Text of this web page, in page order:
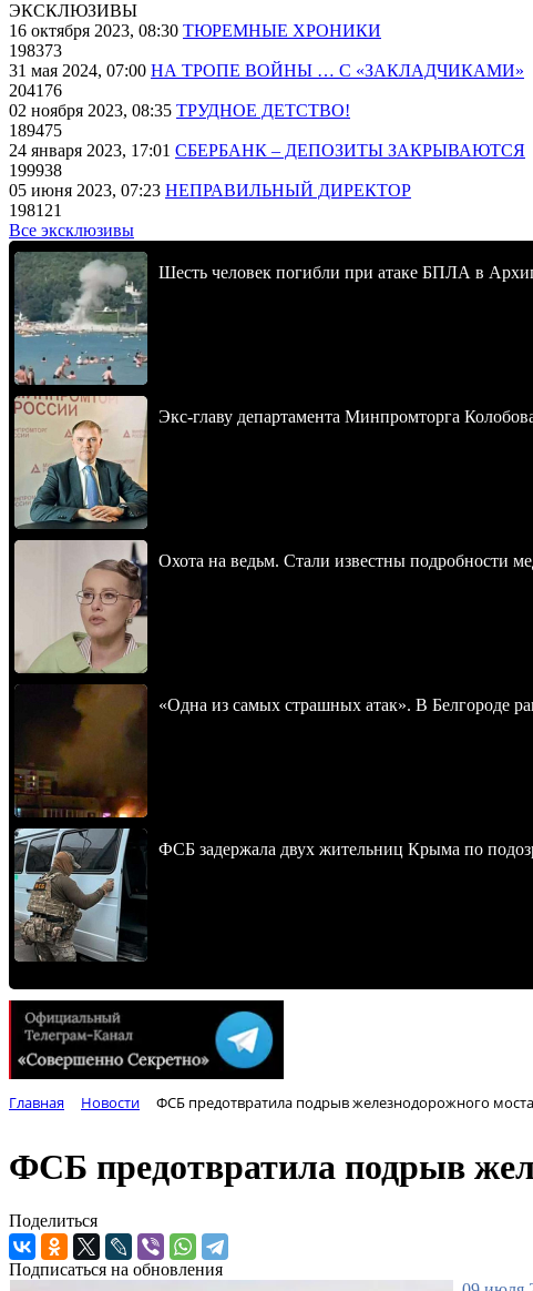
ЭКСКЛЮЗИВЫ
16 октября 2023, 08:30 ТЮРЕМНЫЕ ХРОНИКИ
198373
31 мая 2024, 07:00 НА ТРОПЕ ВОЙНЫ … С «ЗАКЛАДЧИКАМИ»
204176
02 ноября 2023, 08:35 ТРУДНОЕ ДЕТСТВО!
189475
24 января 2023, 17:01 СБЕРБАНК – ДЕПОЗИТЫ ЗАКРЫВАЮТСЯ
199938
05 июня 2023, 07:23 НЕПРАВИЛЬНЫЙ ДИРЕКТОР
198121
Все эксклюзивы
Шесть человек погибли при атаке БПЛА в
Экс-главу департамента Минпромторга
Охота на ведьм. Стали известны подробности
«Одна из самых страшных атак». В Белгороде
ФСБ задержала двух жительниц Крыма по
Главная Новости ФСБ предотвратила подрыв железнодорожного
ФСБ предотвратила подрыв
Поделиться
Подписаться на обновления